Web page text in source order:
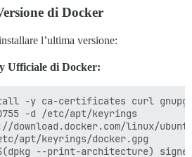
di Docker
l’ultima versione:
Ufficiale di Docker:
-y ca-certificates curl gnupg
-d /etc/apt/keyrings
linux/
apt/keyrings/docker.gpg